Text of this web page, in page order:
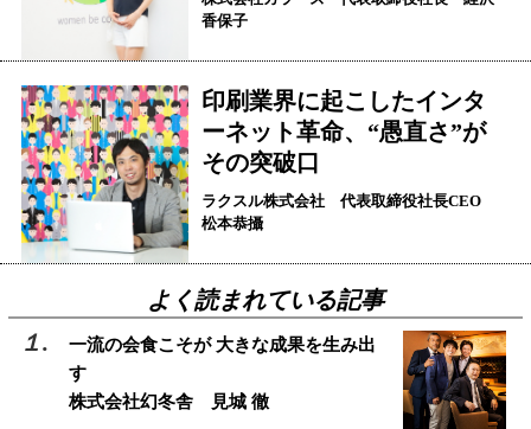
香保子
印刷業界に起こしたインタ
ーネット革命、“愚直さ”が
その突破口
ラクスル株式会社 代表取締役社長CEO
松本恭攝
よく読まれている記事
一流の会食こそが 大きな成果を生み出
す
株式会社幻冬舎 見城 徹